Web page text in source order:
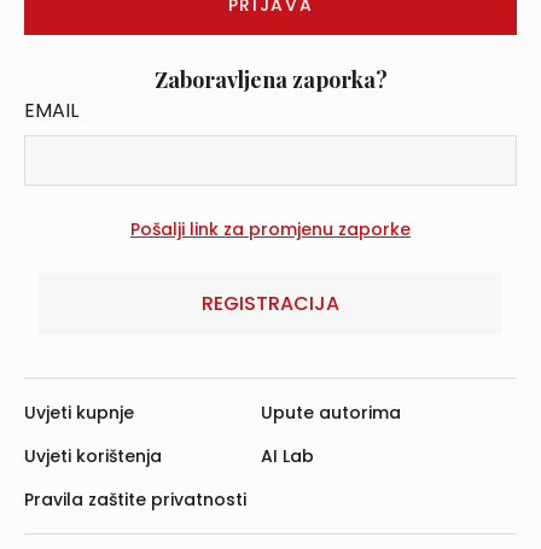
Zaboravljena zaporka?
EMAIL
REGISTRACIJA
Uvjeti kupnje
Uvjeti korištenja
Pravila zaštite privatnosti
Upute autorima
AI Lab